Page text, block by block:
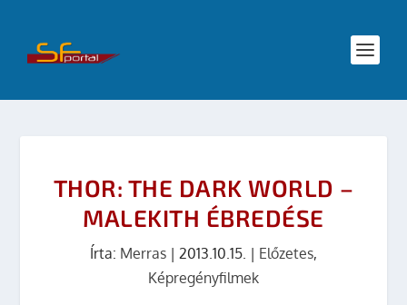
THOR: THE DARK WORLD –
MALEKITH ÉBREDÉSE
Írta: Merras | 2013.10.15. | Előzetes,
Képregényfilmek